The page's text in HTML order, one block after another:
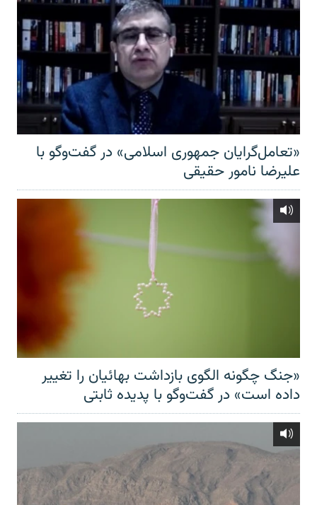
«تعامل‌گرایان جمهوری اسلامی» در گفت‌وگو با
علیرضا نامور حقیقی
«جنگ چگونه الگوی بازداشت بهائیان را تغییر
داده است» در گفت‌وگو با پدیده ثابتی